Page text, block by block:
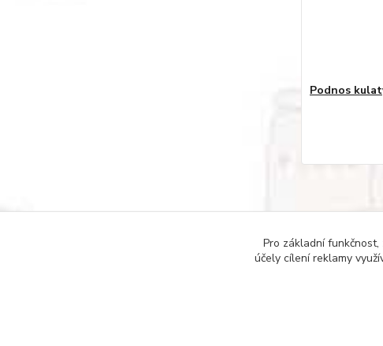
Podnos
Pro základní
účely cílení reklamy